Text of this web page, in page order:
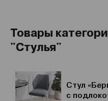
Товары
"Стулья"
Стул
с